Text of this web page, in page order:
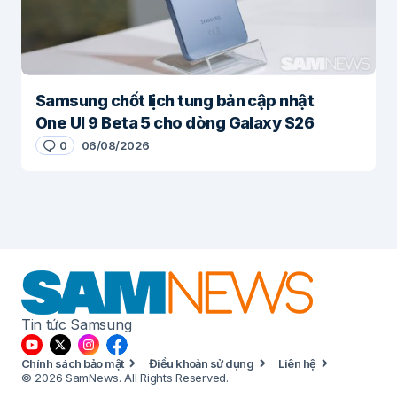
Samsung chốt lịch tung bản cập nhật
One UI 9 Beta 5 cho dòng Galaxy S26
0 06/08/2026
Tin tức Samsung
Chính sách bảo mật Điều khoản sử dụng
Liên hệ
© 2026 SamNews. All Rights Reserved.